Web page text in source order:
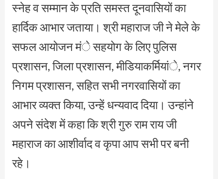
स्नेह व सम्मान के प्रति समस्त दूनवासियों का
हार्दिक आभार जताया। श्री महाराज जी ने मेले के
सफल आयोजन मंे सहयोग के लिए पुलिस
प्रशासन, जिला प्रशासन, मीडियाकर्मियांे, नगर
निगम प्रशासन, सहित सभी नगरवासियों का
आभार व्यक्त किया, उन्हें धन्यवाद दिया। उन्हांने
अपने संदेश में कहा कि श्री गुरु राम राय जी
महाराज का आशीर्वाद व कृपा आप सभी पर बनी
रहे।